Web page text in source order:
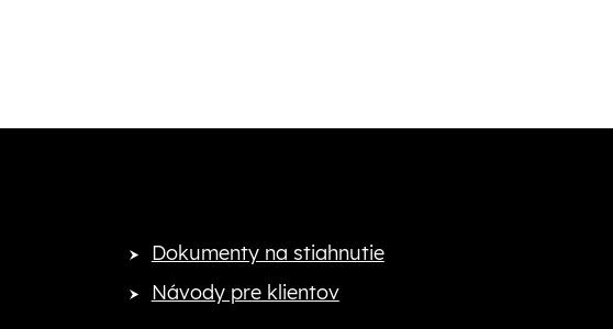
Dokumenty na stiahnutie
Návody pre klientov